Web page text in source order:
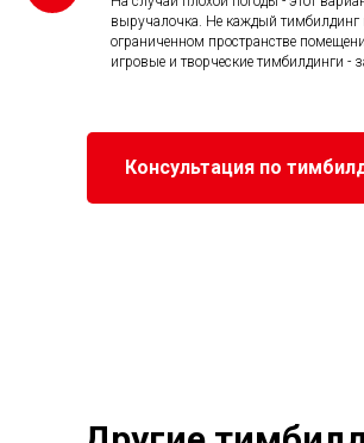
выручалочка. Не каждый тимбилдинг
ограниченном пространстве
игровые и творческие тимбилдинги -
Консультация по